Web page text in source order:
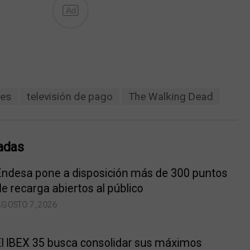
Ad
televisión de pago The Walking Dead
pone a disposición más de 300 puntos
recarga abiertos al público
7, 2026
IBEX 35 busca consolidar sus máximos